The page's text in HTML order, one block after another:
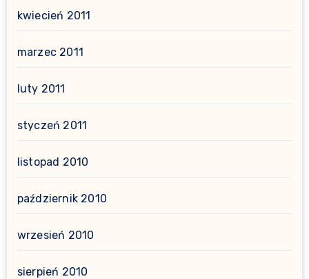
kwiecień 2011
marzec 2011
luty 2011
styczeń 2011
listopad 2010
październik 2010
wrzesień 2010
sierpień 2010